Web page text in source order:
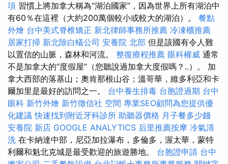
項 習慣上將加拿大稱為“湖泊國家”，因為世界上所有湖泊中
有60％在這裡（大約200萬個較小或較大的湖泊）。 餐點
外燴 台中美式脊椎矯正 新北律師事務所推薦 冷凍櫃推薦
居家打掃 新北除白蟻公司 安養院 北部 但是該國有令人難
以置信的山脈，森林和河流。 整復療程推薦 眼科權威 通常
不是加拿大的“度假屋”（您聽說過加拿大度假嗎？..）。 加
拿大西部的落基山；奧肯那根山谷；溫哥華，維多利亞和卡
爾加里是最好的訪問之一。 台中養生排毒 台胞證過期 台中
眼科 新竹外燴 新竹徵信社 空間 專業SEO顧問為您提供優
化建議 快速找到附近牙科診所 助聽器價格 月子餐多少錢
安養院 新店 GOOGLE ANALYTICS 后里推薦按摩 冷氣清
洗 在卡納達中部，尼亞加拉瀑布，多倫多，渥太華，蒙特
利爾和魁北克城是最受歡迎的旅遊勝地。 台胞證申請 台中